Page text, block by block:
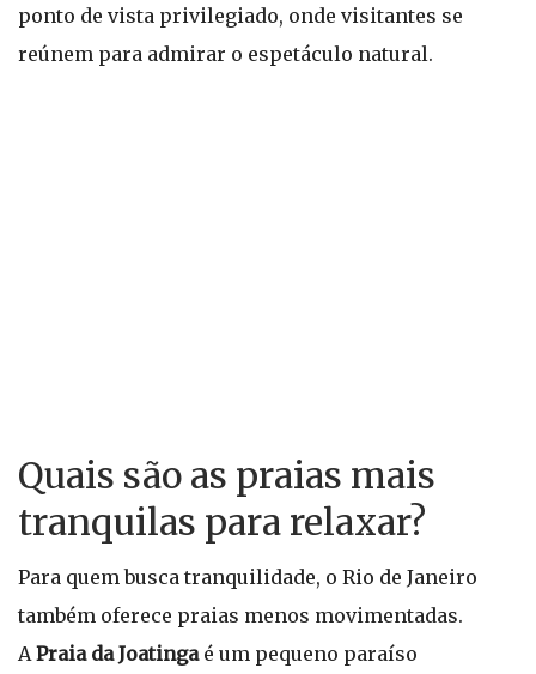
ponto de vista privilegiado, onde visitantes se
reúnem para admirar o espetáculo natural.
Quais são as praias mais
tranquilas para relaxar?
Para quem busca tranquilidade, o Rio de Janeiro
também oferece praias menos movimentadas.
APraia da Joatingaé um pequeno paraíso